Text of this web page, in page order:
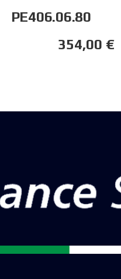
PE406.06.80
354,00 €